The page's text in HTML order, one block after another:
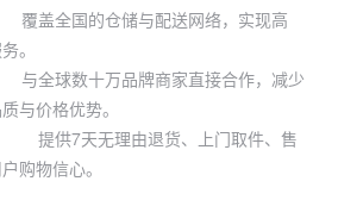
覆盖全国的仓储与配送网络，实现高
。
与全球数十万品牌商家直接合作，减少
与价格优势。
提供7天无理由退货、上门取件、售
购物信心。